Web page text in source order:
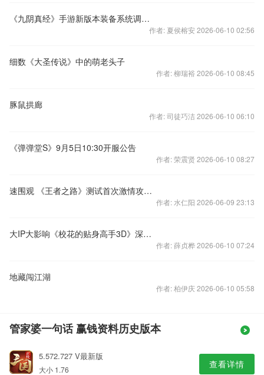
《九阴真经》手游新版本装备系统调整补偿公告
作者: 夏侯榕安 2026-06-10 02:56
细数《大圣传说》中的萌老头子
作者: 柳瑞裕 2026-06-10 08:45
豚鼠拱廊
作者: 司徒巧洁 2026-06-10 06:10
《弹弹堂S》9月5日10:30开服公告
作者: 荣震贤 2026-06-10 08:27
速围观 《王者之路》测试首次激情攻城战谁主沉浮
作者: 水仁阳 2026-06-09 23:13
大IP大影响《校花的贴身高手3D》深度评测
作者: 薛贞桦 2026-06-10 07:24
地藏闯江湖
作者: 柏伊庆 2026-06-10 05:58
管家婆一句话 赢钱资料历史版本
5.572.727 V最新版
大小 1.76 查看详情